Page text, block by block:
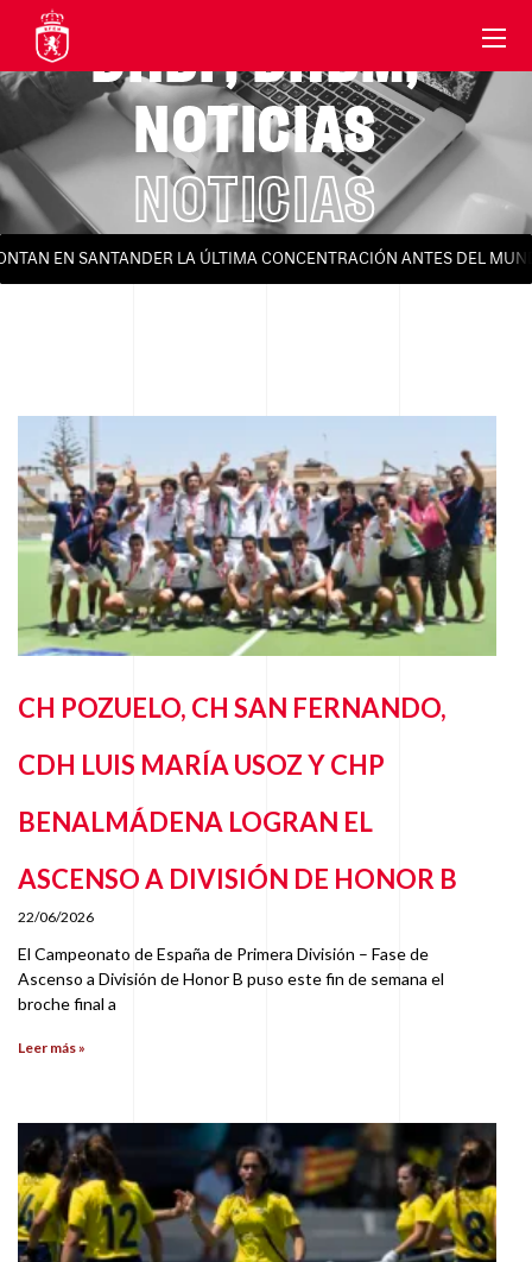
DHBF,DHBM,
NOTICIAS
NOTICIAS
EN SANTANDER LA ÚLTIMA CONCENTRACIÓN ANTES DEL
CH POZUELO, CH SAN FERNANDO,
CDH LUIS MARÍA USOZ Y CHP
BENALMÁDENA LOGRAN EL
ASCENSO A DIVISIÓN DE HONOR B
22/06/2026
El Campeonato de España de Primera División – Fase de
Ascenso a División de Honor B puso este fin de semana el
broche final a
Leer más »